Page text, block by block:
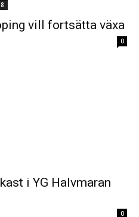
vill fortsätta växa
0
i YG Halvmaran
0